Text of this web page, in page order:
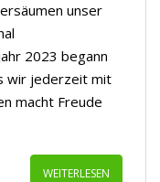
unser
2023 begann
wir jederzeit mit
macht Freude
WEITERLESEN